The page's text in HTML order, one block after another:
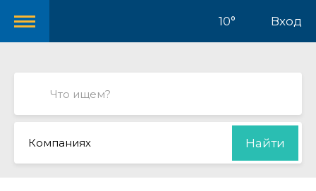
10° Вход
Компаниях Найти